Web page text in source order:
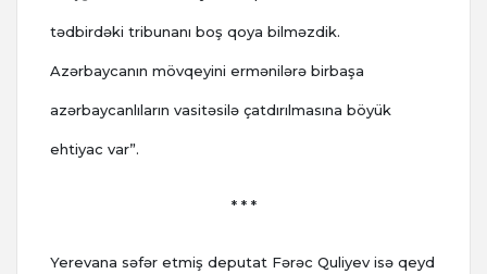
tədbirdəki tribunanı boş qoya bilməzdik.
Azərbaycanın mövqeyini ermənilərə birbaşa
azərbaycanlıların vasitəsilə çatdırılmasına böyük
ehtiyac var”.
* * *
Yerevana səfər etmiş deputat Fərəc Quliyev isə qeyd